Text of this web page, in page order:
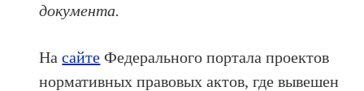
документа.
Насайте Федерального портала проектов
нормативных правовых актов, где вывешен